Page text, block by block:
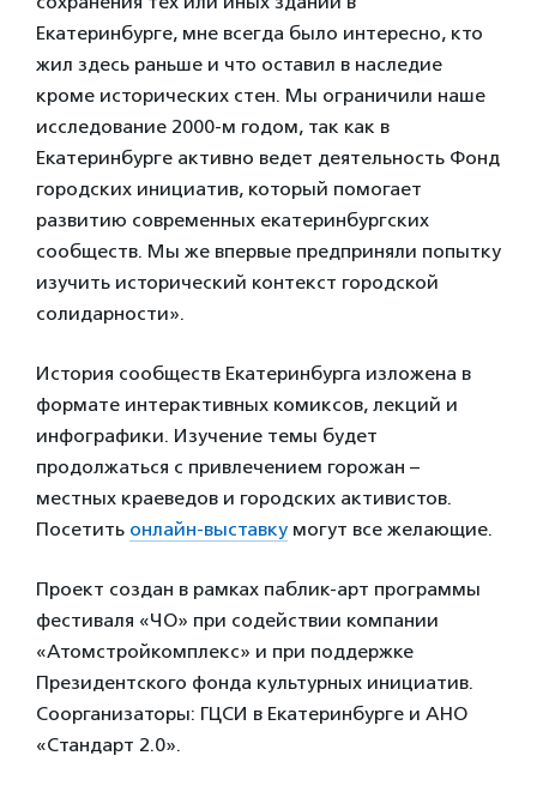
Екатеринбурге, мне всегда было интересно, кто
жил здесь раньше и что оставил в наследие
кроме исторических стен. Мы ограничили наше
исследование 2000-м годом, так как в
Екатеринбурге активно ведет деятельность Фонд
городских инициатив, который помогает
развитию современных екатеринбургских
сообществ. Мы же впервые предприняли попытку
изучить исторический контекст городской
солидарности».
История сообществ Екатеринбурга изложена в
формате интерактивных комиксов, лекций и
инфографики. Изучение темы будет
продолжаться с привлечением горожан –
местных краеведов и городских активистов.
Посетить онлайн-выставку могут все желающие.
Проект создан в рамках паблик-арт программы
фестиваля «ЧО» при содействии компании
«Атомстройкомплекс» и при поддержке
Президентского фонда культурных инициатив.
Соорганизаторы: ГЦСИ в Екатеринбурге и АНО
«Стандарт 2.0».